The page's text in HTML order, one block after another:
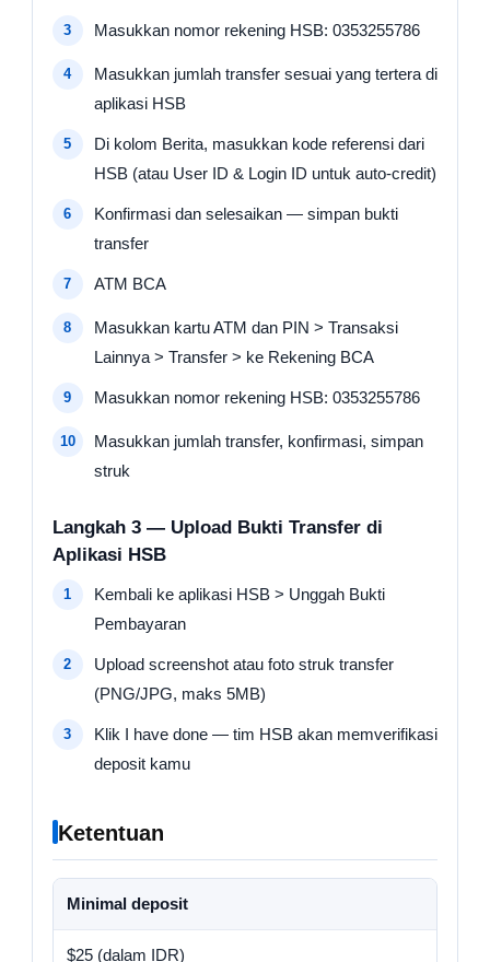
Masukkan nomor rekening HSB: 0353255786
Masukkan jumlah transfer sesuai yang tertera di
aplikasi HSB
Di kolom Berita, masukkan kode referensi dari
HSB (atau User ID & Login ID untuk auto-credit)
Konfirmasi dan selesaikan — simpan bukti
transfer
ATM BCA
Masukkan kartu ATM dan PIN > Transaksi
Lainnya > Transfer > ke Rekening BCA
Masukkan nomor rekening HSB: 0353255786
Masukkan jumlah transfer, konfirmasi, simpan
struk
Langkah 3 — Upload Bukti Transfer di
Aplikasi HSB
Kembali ke aplikasi HSB > Unggah Bukti
Pembayaran
Upload screenshot atau foto struk transfer
(PNG/JPG, maks 5MB)
Klik I have done — tim HSB akan memverifikasi
deposit kamu
Ketentuan
Minimal deposit
$25 (dalam IDR)